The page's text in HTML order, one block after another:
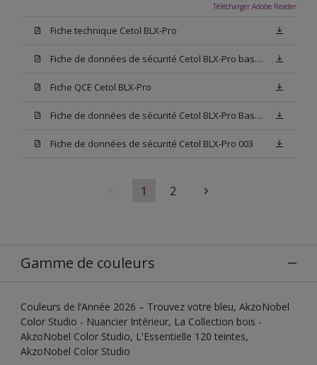
Télécharger Adobe Reader
Fiche technique Cetol BLX-Pro
Fiche de données de sécurité Cetol BLX-Pro base TC
Fiche QCE Cetol BLX-Pro
Fiche de données de sécurité Cetol BLX-Pro Base TU
Fiche de données de sécurité Cetol BLX-Pro 003
1 2
Gamme de couleurs
Couleurs de l’Année 2026 – Trouvez votre bleu, AkzoNobel
Color Studio - Nuancier Intérieur, La Collection bois -
AkzoNobel Color Studio, L'Essentielle 120 teintes,
AkzoNobel Color Studio